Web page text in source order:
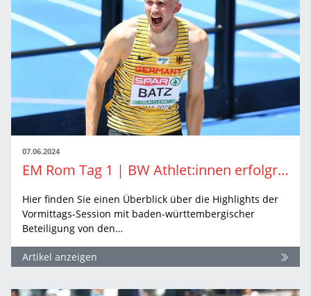
07.06.2024
EM Rom Tag 1 | BW Athlet:innen erfolgreich in den Vorrunden
Hier finden Sie einen Überblick über die Highlights der
Vormittags-Session mit baden-württembergischer
Beteiligung von den…
Artikel anzeigen